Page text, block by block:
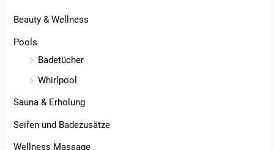
Beauty & Wellness
Pools
Badetücher
Whirlpool
Sauna & Erholung
Seifen und Badezusätze
Wellness Massage